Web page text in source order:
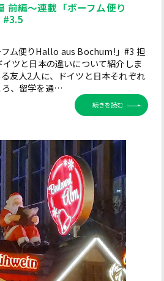
前編～連載「ボーフム便り
#3.5
フム便りHallo aus Bochum!」#3 担
ツと日本の違いについて紹介しま
友人2人に、ドイツと日本それぞれ
ろ、留学を通…
続きを読む